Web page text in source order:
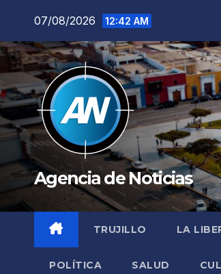
contenido
07/08/2026 12:42 AM
Agencia de Noticias
TRUJILLO LA
POLÍTICA SALUD